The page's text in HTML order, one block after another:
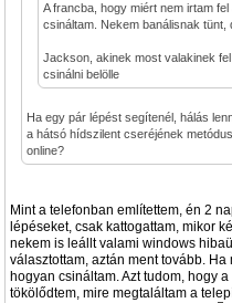
A francba, hogy miért nem irtam
csináltam. Nekem banálisnak
Jackson, akinek most valakinek
csinálni belölle
Ha egy pár lépést segítenél, hálás
a hátsó hídszilent cseréjének
online?
Mint a telefonban említettem, én 2
lépéseket, csak kattogattam, mikor
nekem is leállt valami windows
választottam, aztán ment tovább.
hogyan csináltam. Azt tudom, hogy
tökölődtem, mire megtaláltam a